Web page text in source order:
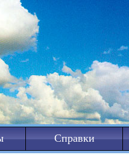
Справки